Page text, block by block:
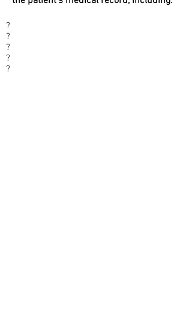
?
?
?
?
?